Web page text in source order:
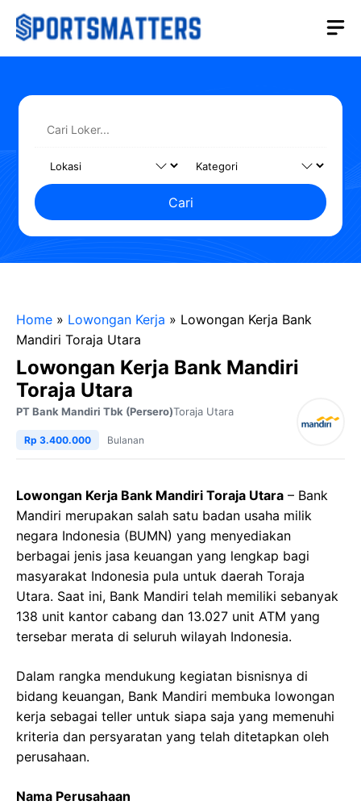
Langsung
Cari
Home » Lowongan Kerja » Lowongan Kerja Bank
Mandiri Toraja Utara
Lowongan Kerja Bank Mandiri
Toraja Utara
PT Bank Mandiri Tbk (Persero)Toraja Utara
Rp 3.400.000 Bulanan
Lowongan Kerja Bank Mandiri Toraja Utara – Bank
Mandiri merupakan salah satu badan usaha milik
negara Indonesia (BUMN) yang menyediakan
berbagai jenis jasa keuangan yang lengkap bagi
masyarakat Indonesia pula untuk daerah Toraja
Utara. Saat ini, Bank Mandiri telah memiliki sebanyak
138 unit kantor cabang dan 13.027 unit ATM yang
tersebar merata di seluruh wilayah Indonesia.
Dalam rangka mendukung kegiatan bisnisnya di
bidang keuangan, Bank Mandiri membuka lowongan
kerja sebagai teller untuk siapa saja yang memenuhi
kriteria dan persyaratan yang telah ditetapkan oleh
perusahaan.
Nama Perusahaan